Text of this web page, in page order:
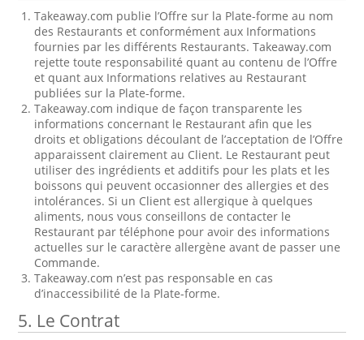
Takeaway.com publie l’Offre sur la Plate-forme au nom
des Restaurants et conformément aux Informations
fournies par les différents Restaurants. Takeaway.com
rejette toute responsabilité quant au contenu de l’Offre
et quant aux Informations relatives au Restaurant
publiées sur la Plate-forme.
Takeaway.com indique de façon transparente les
informations concernant le Restaurant afin que les
droits et obligations découlant de l’acceptation de l’Offre
apparaissent clairement au Client. Le Restaurant peut
utiliser des ingrédients et additifs pour les plats et les
boissons qui peuvent occasionner des allergies et des
intolérances. Si un Client est allergique à quelques
aliments, nous vous conseillons de contacter le
Restaurant par téléphone pour avoir des informations
actuelles sur le caractère allergène avant de passer une
Commande.
Takeaway.com n’est pas responsable en cas
d’inaccessibilité de la Plate-forme.
5. Le Contrat